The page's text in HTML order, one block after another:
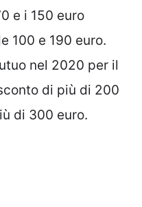
e i 150 euro
100 e 190 euro.
nel 2020 per il
di più di 200
di 300 euro.